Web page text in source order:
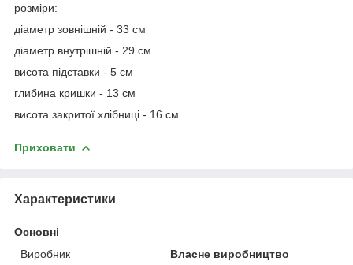
розміри:
діаметр зовнішній - 33 см
діаметр внутрішній - 29 см
висота підставки - 5 см
глибина кришки - 13 см
висота закритої хлібниці - 16 см
Приховати
Характеристики
Основні
Виробник
Власне виробництво